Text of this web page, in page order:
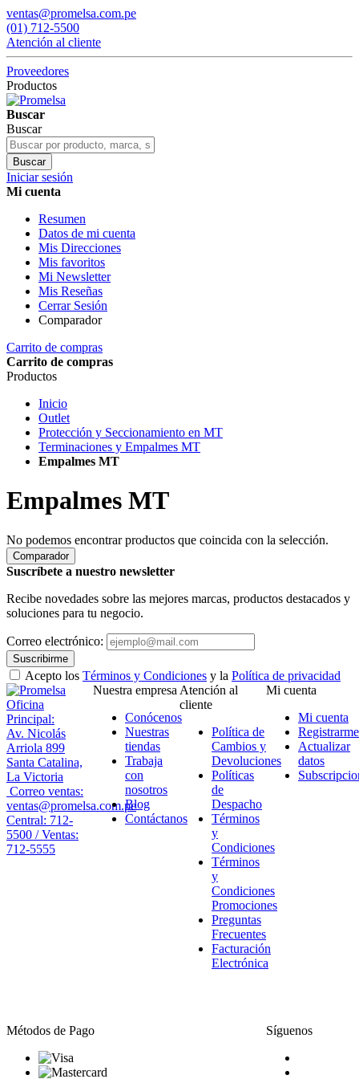
ventas@promelsa.com.pe
(01) 712-5500
Atención al cliente
Proveedores
Productos
Buscar
Buscar
Buscar
Iniciar sesión
Mi cuenta
Resumen
Datos de mi cuenta
Mis Direcciones
Mis favoritos
Mi Newsletter
Mis Reseñas
Cerrar Sesión
Comparador
Carrito de compras
Carrito de compras
Productos
Inicio
Outlet
Protección y Seccionamiento en MT
Terminaciones y Empalmes MT
Empalmes MT
Empalmes MT
No podemos encontrar productos que coincida con la selección.
Comparador
Suscríbete a nuestro newsletter
Recibe novedades sobre las mejores marcas, productos destacados y
soluciones para tu negocio.
Correo electrónico:
Suscribirme
Acepto los Términos y Condiciones y la Política de privacidad
Oficina
Principal:
Av. Nicolás
Arriola 899
Santa Catalina,
La Victoria
Correo ventas:
ventas@promelsa.com.pe
Central: 712-
5500 / Ventas:
712-5555
Nuestra empresa
Conócenos
Nuestras
tiendas
Trabaja
con
nosotros
Blog
Contáctanos
Atención al
cliente
Política de
Cambios y
Devoluciones
Políticas
de
Despacho
Términos
y
Condiciones
Términos
y
Condiciones
Promociones
Preguntas
Frecuentes
Facturación
Electrónica
Mi cuenta
Mi cuenta
Registrarme
Actualizar
datos
Métodos de Pago Síguenos